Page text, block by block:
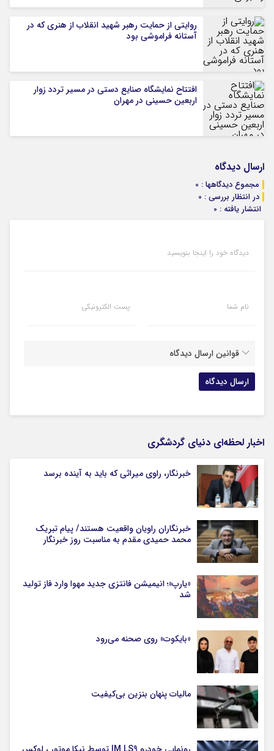
روایتی از حمایت رهبر شهید انقلاب از هنری که در
آستانه فراموشی بود
افتتاح نمایشگاه صنایع دستی در مسیر تردد زوار
اربعین حسینی در مهران
ارسال دیدگاه
مجموع دیدگاهها : 0
در انتظار بررسی : 0
انتشار یافته : 0
دیدگاه خود را اینجا بنویسید
نام شما پست الکترونیکی
قوانین ارسال دیدگاه
اخبار لحظه‌ای دنیای گردشگری
خبرنگار، راوی میراثی که باید به آینده برسد
خبرنگاران راویان واقعیت هستند/ پیام تبریک
محمد حمیدی مقدم به مناسبت روز خبرنگار
«یارپ»؛ انیمیشن فانتزی جدید مهوا وارد فاز تولید
شد
«بایکوت» روی صحنه می‌رود
مالیات پنهان بنزین بی‌کیفیت